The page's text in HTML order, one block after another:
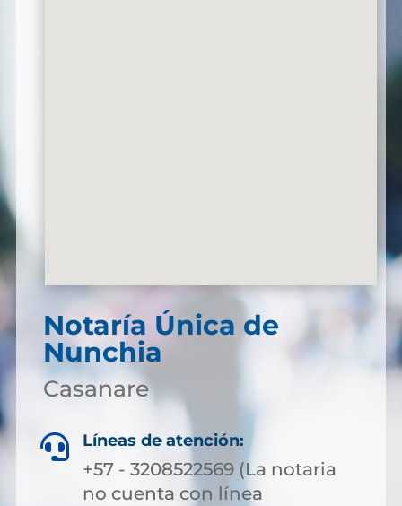
Notaría Única de
Nunchia
Casanare
 Líneas de atención:
+57 - 3208522569 (La notaria
no cuenta con línea